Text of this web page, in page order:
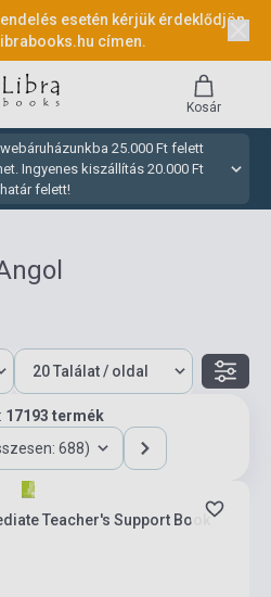
esetén kérjük érdeklődjön
címen.
25.000 Ft felett
Ingyenes kiszállítás 20.000 Ft
felett!
Kosár
17193 termék
688)
Teacher's Support Book